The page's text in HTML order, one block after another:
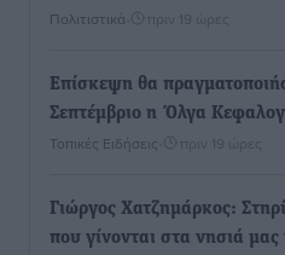
Πολιτιστικά πριν 19 ώρες
Επίσκεψη θα
Σεπτέμβριο η Όλγα
Τοπικές Ειδήσεις πριν 19 ώρες
Γιώργος Χατζημάρκος:
που γίνονται στα νησιά μας